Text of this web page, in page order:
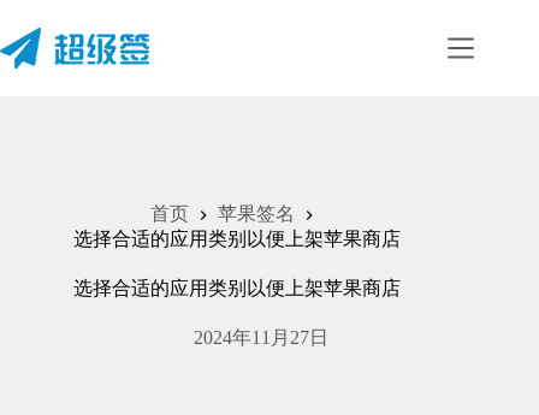
首页
苹果签名
选择合适的应用类别以便上架苹果商店
选择合适的应用类别以便上架苹果商店
2024年11月27日